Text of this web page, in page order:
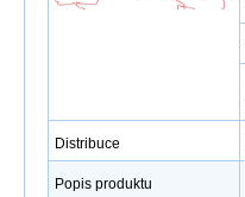
Distribuce
Popis produktu